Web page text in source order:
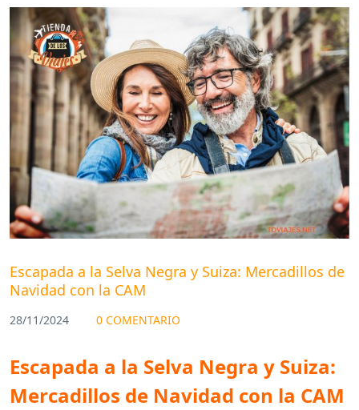
Blog
Escapada a la Selva Negra y Suiza: Mercadillos de
Navidad con la CAM
28/11/2024 0 COMENTARIO
Escapada a la Selva Negra y Suiza:
Mercadillos de Navidad con la CAM